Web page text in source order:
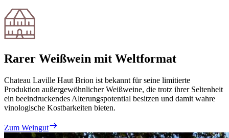
Rarer Weißwein mit Weltformat
Chateau Laville Haut Brion ist bekannt für seine limitierte
Produktion außergewöhnlicher Weißweine, die trotz ihrer Seltenheit
ein beeindruckendes Alterungspotential besitzen und damit wahre
vinologische Kostbarkeiten bieten.
Zum Weingut